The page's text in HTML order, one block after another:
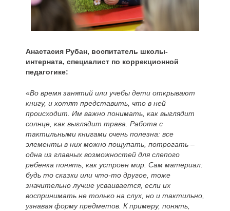
Анастасия Рубан, воспитатель школы-
интерната, специалист по коррекционной
педагогике:
«Во время занятий или учебы дети открывают
книгу, и хотят представить, что в ней
происходит. Им важно понимать, как выглядит
солнце, как выглядит трава. Работа с
тактильными книгами очень полезна: все
элементы в них можно пощупать, потрогать –
одна из главных возможностей для слепого
ребенка понять, как устроен мир. Сам материал:
будь то сказки или что-то другое, тоже
значительно лучше усваивается, если их
воспринимать не только на слух, но и тактильно,
узнавая форму предметов. К примеру, понять,